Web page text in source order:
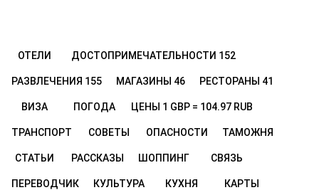
ОТЕЛИ ДОСТОПРИМЕЧАТЕЛЬНОСТИ 152
РАЗВЛЕЧЕНИЯ 155 МАГАЗИНЫ 46 РЕСТОРАНЫ 41
ВИЗА ПОГОДА ЦЕНЫ 1 GBP = 104.97 RUB
ТРАНСПОРТ СОВЕТЫ ОПАСНОСТИ ТАМОЖНЯ
СТАТЬИ РАССКАЗЫ ШОППИНГ СВЯЗЬ
ПЕРЕВОДЧИК КУЛЬТУРА КУХНЯ КАРТЫ